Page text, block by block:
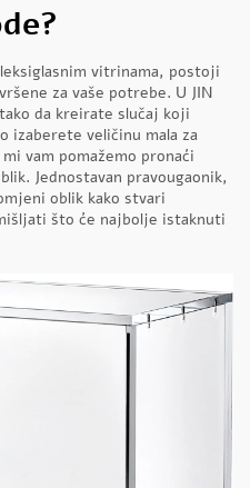
vitrinama, postoji
za vaše potrebe. U JIN
da kreirate slučaj koji
izaberete veličinu mala za
vam pomažemo pronaći
Jednostavan pravougaonik,
oblik kako stvari
što će najbolje istaknuti